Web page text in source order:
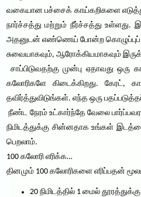
வகையான பச்சைக் காய்கறிகளை
நார்ச்சத்து மற்றும் நீர்ச்சத்து
அதனுடன் எண்ணெய் போன்ற கொழுப்புப்
சுவையாகவும், ஆரோக்கியமாகவும்
சாப்பிடுவதற்கு முன்பு ஏதாவது
கலோரிகளே கிடைக்கிறது. கேரட்,
தவிர்த்துவிடுங்கள். எந்த ஒரு
நீண்ட நேரம் உட்கார்ந்தே வேலை
நிமிடத்துக்கு சின்னதாக உங்கள்
பெறலாம்.
100 கலோரி எரிக்க…
தினமும் 100 கலோரிகளை எரிப்பதன்
20 நிமிடத்தில் 1 மைல்